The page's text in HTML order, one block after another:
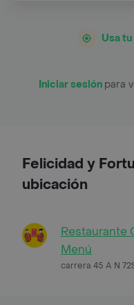
Usa
Iniciar sesión para
Felicidad y
ubicación
Restaurante
Menú
carrera 45 A N